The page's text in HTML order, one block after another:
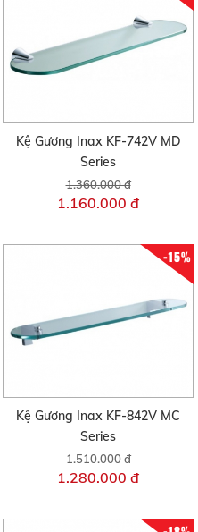
Kệ Gương Inax KF-742V MD
Series
1.360.000 đ
1.160.000 đ
-15%
Kệ Gương Inax KF-842V MC
Series
1.510.000 đ
1.280.000 đ